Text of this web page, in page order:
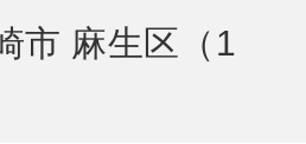
市 麻生区（1